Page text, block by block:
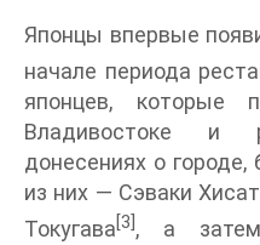
Японцы впервые
начале периода
японцев, которые
Владивостоке и
донесениях о
из них — Сэваки
Токугава[3], а